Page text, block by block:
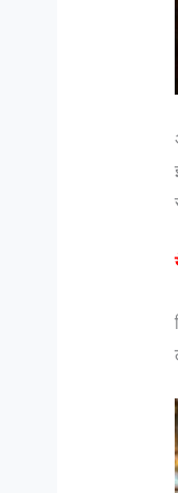
मुस्लिम डॉक्टर
रंगवाला : सहिष्णु देश में ..
से डॉक्टर हूं। बंगलोर में